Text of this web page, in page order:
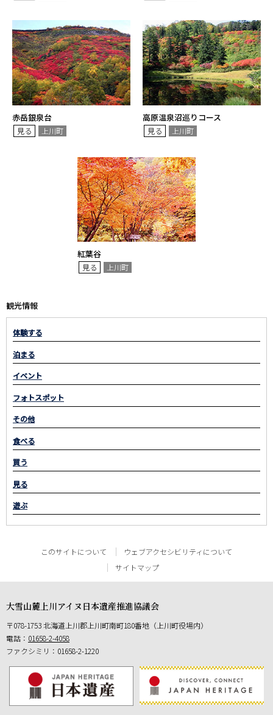
赤岳銀泉台
見る 上川町
高原温泉沼巡りコース
見る 上川町
紅葉谷
見る 上川町
観光情報
体験する
泊まる
イベント
フォトスポット
その他
食べる
買う
見る
遊ぶ
このサイトについて
ウェブアクセシビリティについて
サイトマップ
大雪山麓上川アイヌ日本遺産推進協議会
郵
便
番
078-1753北海道上川郡上川町南町180番地（上川町役場内）
電話： 01658-2-4058
ファクシミリ：01658-2-1220